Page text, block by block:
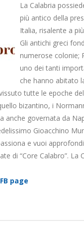
La Calabria
più antico della
Italia, risalente a
Gli antichi greci
numerose colonie;
uno dei tanti
che hanno abitato
tutte le epoche
bizantino, i
anche governata da
Gioacchino
e vuoi
di “Core Calabro”. La
page